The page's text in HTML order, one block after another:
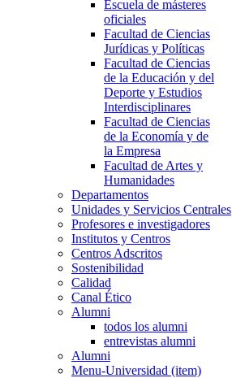
Escuela de másteres
oficiales
Facultad de Ciencias
Jurídicas y Políticas
Facultad de Ciencias
de la Educación y del
Deporte y Estudios
Interdisciplinares
Facultad de Ciencias
de la Economía y de
la Empresa
Facultad de Artes y
Humanidades
Departamentos
Unidades y Servicios Centrales
Profesores e investigadores
Institutos y Centros
Centros Adscritos
Sostenibilidad
Calidad
Canal Ético
Alumni
todos los alumni
entrevistas alumni
Alumni
Menu-Universidad (item)